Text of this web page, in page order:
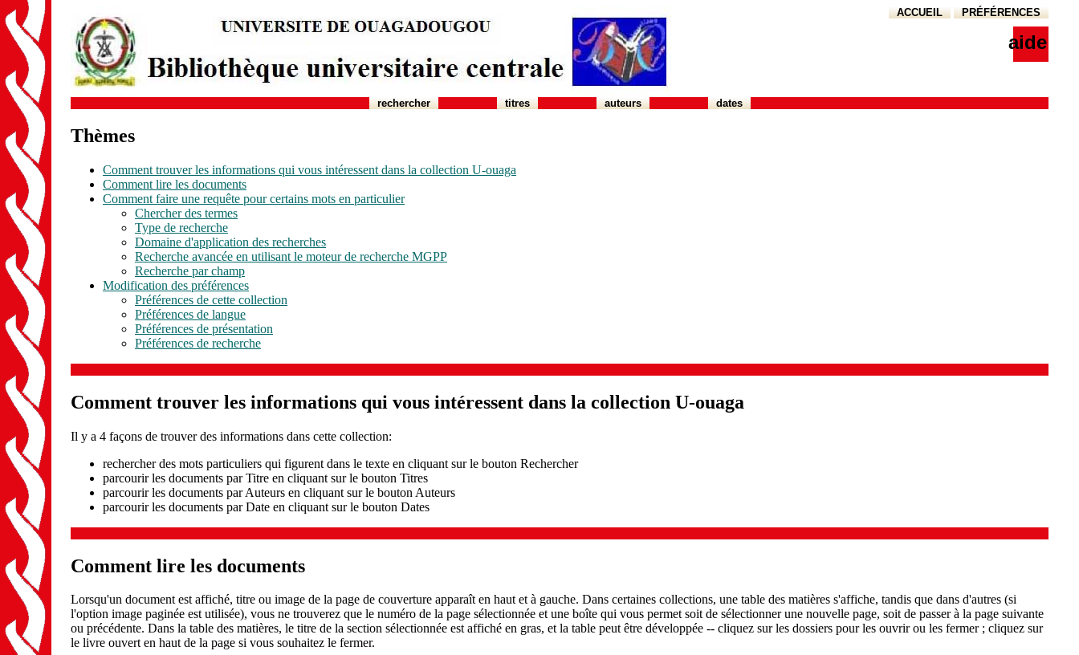
ACCUEIL PRÉFÉRENCES
aide
rechercher titres auteurs dates
Thèmes
Comment trouver les informations qui vous intéressent dans la collection U-ouaga
Comment lire les documents
Comment faire une requête pour certains mots en particulier
Chercher des termes
Type de recherche
Domaine d'application des recherches
Recherche avancée en utilisant le moteur de recherche MGPP
Recherche par champ
Modification des préférences
Préférences de cette collection
Préférences de langue
Préférences de présentation
Préférences de recherche
Comment trouver les informations qui vous intéressent dans la collection U-ouaga
Il y a 4 façons de trouver des informations dans cette collection:
rechercher des mots particuliers qui figurent dans le texte en cliquant sur le bouton Rechercher
parcourir les documents par Titre en cliquant sur le bouton Titres
parcourir les documents par Auteurs en cliquant sur le bouton Auteurs
parcourir les documents par Date en cliquant sur le bouton Dates
Comment lire les documents
Lorsqu'un document est affiché, titre ou image de la page de couverture apparaît en haut et à gauche. Dans certaines collections, une table des matières s'affiche, tandis que dans d'autres (si
l'option image paginée est utilisée), vous ne trouverez que le numéro de la page sélectionnée et une boîte qui vous permet soit de sélectionner une nouvelle page, soit de passer à la page suivante
ou précédente. Dans la table des matières, le titre de la section sélectionnée est affiché en gras, et la table peut être développée -- cliquez sur les dossiers pour les ouvrir ou les fermer ; cliquez sur
le livre ouvert en haut de la page si vous souhaitez le fermer.